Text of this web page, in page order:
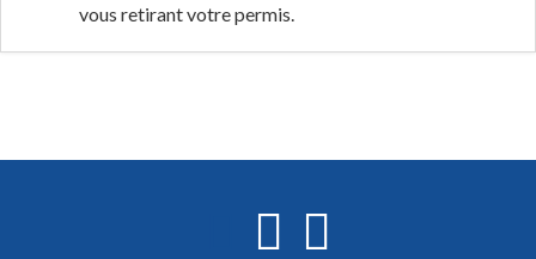
vous retirant votre permis.